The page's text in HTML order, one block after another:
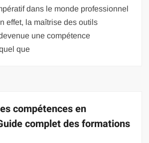
dans le monde professionnel
effet, la maîtrise des outils
une compétence
que
compétences en
complet des formations